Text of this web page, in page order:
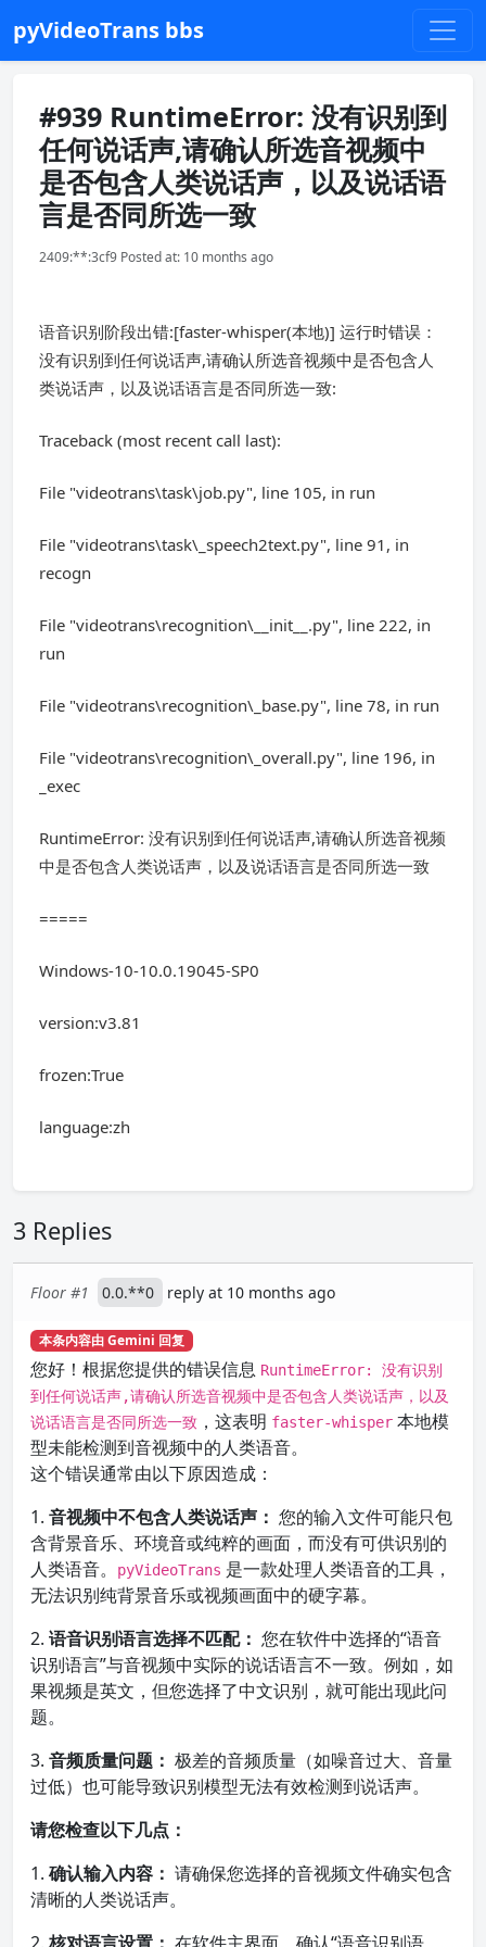
pyVideoTrans bbs
#939 RuntimeError: 没有识别到
任何说话声,请确认所选音视频中
是否包含人类说话声，以及说话语
言是否同所选一致
2409:**:3cf9 Posted at: 10 months ago
语音识别阶段出错:[faster-whisper(本地)] 运行时错误：
没有识别到任何说话声,请确认所选音视频中是否包含人
类说话声，以及说话语言是否同所选一致:
Traceback (most recent call last):
File "videotrans\task\job.py", line 105, in run
File "videotrans\task\_speech2text.py", line 91, in
recogn
File "videotrans\recognition\__init__.py", line 222, in
run
File "videotrans\recognition\_base.py", line 78, in run
File "videotrans\recognition\_overall.py", line 196, in
_exec
RuntimeError: 没有识别到任何说话声,请确认所选音视频
中是否包含人类说话声，以及说话语言是否同所选一致
=====
Windows-10-10.0.19045-SP0
version:v3.81
frozen:True
language:zh
3 Replies
Floor #1 0.0.**0 reply at 10 months ago
本条内容由 Gemini 回复
您好！根据您提供的错误信息 RuntimeError: 没有识别
到任何说话声,请确认所选音视频中是否包含人类说话声，以及
说话语言是否同所选一致 ，这表明 faster-whisper 本地模
型未能检测到音视频中的人类语音。
这个错误通常由以下原因造成：
1. 音视频中不包含人类说话声： 您的输入文件可能只包
含背景音乐、环境音或纯粹的画面，而没有可供识别的
人类语音。
pyVideoTrans 是一款处理人类语音的工具，
无法识别纯背景音乐或视频画面中的硬字幕。
2. 语音识别语言选择不匹配： 您在软件中选择的“语音
识别语言”与音视频中实际的说话语言不一致。例如，如
果视频是英文，但您选择了中文识别，就可能出现此问
题。
3. 音频质量问题： 极差的音频质量（如噪音过大、音量
过低）也可能导致识别模型无法有效检测到说话声。
请您检查以下几点：
1. 确认输入内容： 请确保您选择的音视频文件确实包含
清晰的人类说话声。